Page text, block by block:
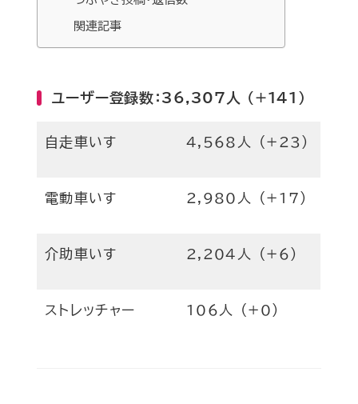
関連記事
ユーザー登録数：36,307人 (+141)
自走車いす 4,568人 (+23)
電動車いす 2,980人 (+17)
介助車いす 2,204人 (+6)
ストレッチャー 106人 (+0)